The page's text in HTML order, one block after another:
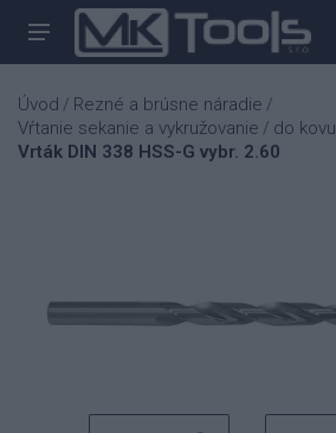
Úvod / Rezné a brúsne náradie /
Vŕtanie sekanie a vykružovanie / do kovu
Vrták DIN 338 HSS-G vybr. 2.60